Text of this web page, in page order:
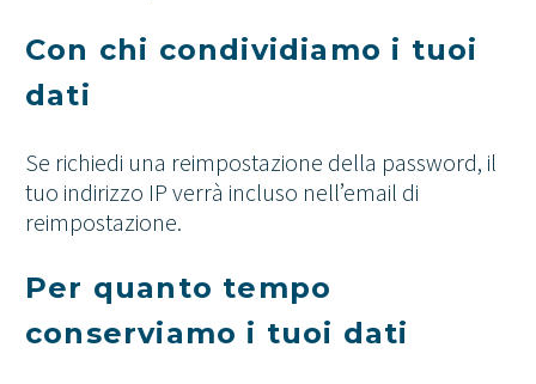
Con chi condividiamo i tuoi
dati
Se richiedi una reimpostazione della password, il
tuo indirizzo IP verrà incluso nell’email di
reimpostazione.
Per quanto tempo
conserviamo i tuoi dati